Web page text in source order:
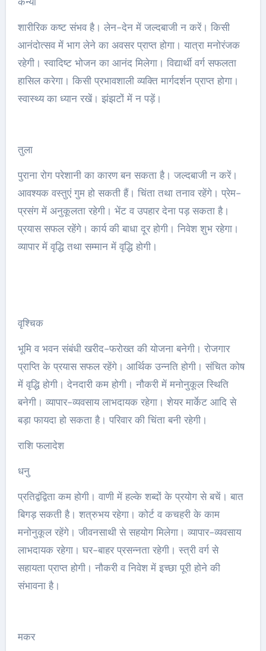
शारीरिक कष्ट संभव है। लेन-देन में जल्दबाजी न करें। किसी
आनंदोत्सव में भाग लेने का अवसर प्राप्त होगा। यात्रा मनोरंजक
रहेगी। स्वादिष्ट भोजन का आनंद मिलेगा। विद्यार्थी वर्ग सफलता
हासिल करेगा। किसी प्रभावशाली व्यक्ति मार्गदर्शन प्राप्त होगा।
स्वास्थ्य का ध्यान रखें। झंझटों में न पड़ें।
तुला
पुराना रोग परेशानी का कारण बन सकता है। जल्दबाजी न करें।
आवश्यक वस्तुएं गुम हो सकती हैं। चिंता तथा तनाव रहेंगे। प्रेम-
प्रसंग में अनुकूलता रहेगी। भेंट व उपहार देना पड़ सकता है।
प्रयास सफल रहेंगे। कार्य की बाधा दूर होगी। निवेश शुभ रहेगा।
व्यापार में वृद्धि तथा सम्मान में वृद्धि होगी।
वृश्चिक
भूमि व भवन संबंधी खरीद-फरोख्त की योजना बनेगी। रोजगार
प्राप्ति के प्रयास सफल रहेंगे। आर्थिक उन्नति होगी। संचित कोष
में वृद्धि होगी। देनदारी कम होगी। नौकरी में मनोनुकूल स्थिति
बनेगी। व्यापार-व्यवसाय लाभदायक रहेगा। शेयर मार्केट आदि से
बड़ा फायदा हो सकता है। परिवार की चिंता बनी रहेगी।
राशि फलादेश
धनु
प्रतिद्वंद्विता कम होगी। वाणी में हल्के शब्दों के प्रयोग से बचें। बात
बिगड़ सकती है। शत्रुभय रहेगा। कोर्ट व कचहरी के काम
मनोनुकूल रहेंगे। जीवनसाथी से सहयोग मिलेगा। व्यापार-व्यवसाय
लाभदायक रहेगा। घर-बाहर प्रसन्नता रहेगी। स्त्री वर्ग से
सहायता प्राप्त होगी। नौकरी व निवेश में इच्छा पूरी होने की
संभावना है।
मकर